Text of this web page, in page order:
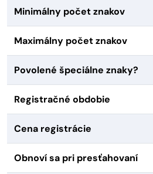
Minimálny počet znakov
Maximálny počet znakov
Povolené špeciálne znaky?
Registračné obdobie
Cena registrácie
Obnoví sa pri presťahovaní